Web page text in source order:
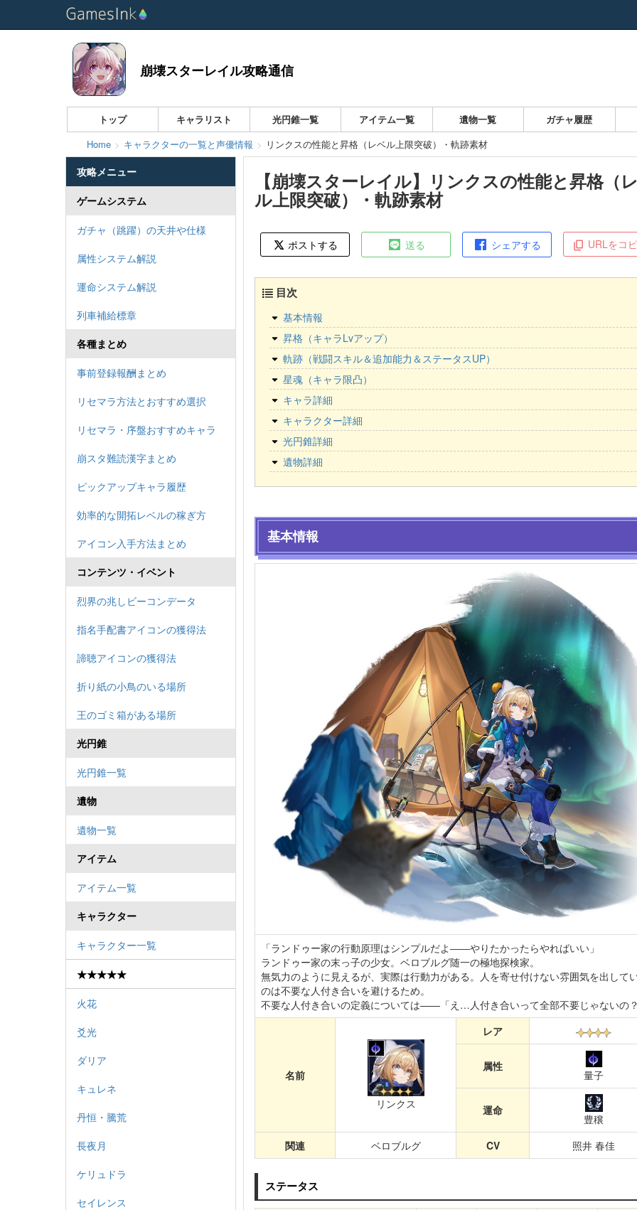
崩壊スターレイル攻略通信
トップ キャラリスト 光円錐一覧 アイテム一覧 遺物一覧
ガチャ履歴
Home
キャラクターの一覧と声優情報 リンクスの性能と昇格（レベル上限突破）・軌跡素材
攻略メニュー
ゲームシステム
ガチャ（跳躍）の天井や仕様
属性システム解説
運命システム解説
列車補給標章
各種まとめ
事前登録報酬まとめ
リセマラ方法とおすすめ選択
リセマラ・序盤おすすめキャラ
崩スタ難読漢字まとめ
ピックアップキャラ履歴
効率的な開拓レベルの稼ぎ方
アイコン入手方法まとめ
コンテンツ・イベント
烈界の兆しビーコンデータ
指名手配書アイコンの獲得法
諦聴アイコンの獲得法
折り紙の小鳥のいる場所
王のゴミ箱がある場所
光円錐
光円錐一覧
遺物
遺物一覧
アイテム
アイテム一覧
キャラクター
キャラクター一覧
★★★★★
火花
爻光
ダリア
キュレネ
丹恒・騰荒
長夜月
ケリュドラ
セイレンス
【崩壊スターレイル】リンクスの性能と昇格（
ル上限突破）・軌跡素材
ポストする 送る シェアする URLをコ
目次
基本情報
昇格（キャラLvアップ）
軌跡（戦闘スキル＆追加能力＆ステータスUP）
星魂（キャラ限凸）
キャラ詳細
キャラクター詳細
光円錐詳細
遺物詳細
基本情報
「ランドゥー家の行動原理はシンプルだよ――やりたかったらやればいい」
ランドゥー家の末っ子の少女。ベロブルグ随一の極地探検家。
無気力のように見えるが、実際は行動力がある。人を寄せ付けない雰囲気を出して
のは不要な人付き合いを避けるため。
不要な人付き合いの定義については——「え…人付き合いって全部不要じゃないの
名前
リンクス
レア
属性
量子
運命
豊穣
関連
ベロブルグ CV 照井 春佳
ステータス